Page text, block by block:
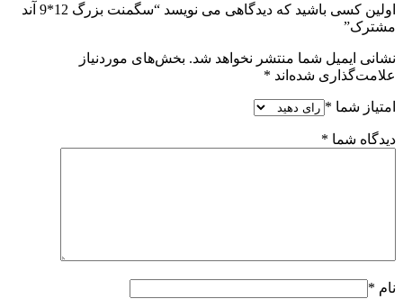
اولین کسی باشید که دیدگاهی می نویسد “سگمنت بزرگ 12*9 آند
مشترک”
نشانی ایمیل شما منتشر نخواهد شد. بخش‌های موردنیاز
علامت‌گذاری شده‌اند *
امتیاز شما *
دیدگاه شما *
نام *